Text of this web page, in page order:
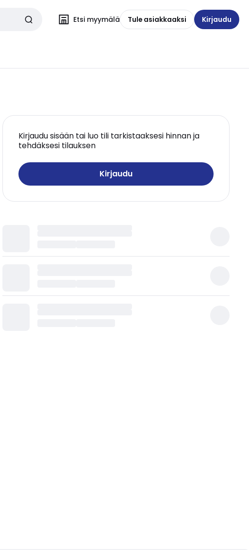
Etsi myymälä Tule asiakkaaksi Kirjaudu
Kirjaudu sisään tai luo tili tarkistaaksesi hinnan ja
tehdäksesi tilauksen
Kirjaudu